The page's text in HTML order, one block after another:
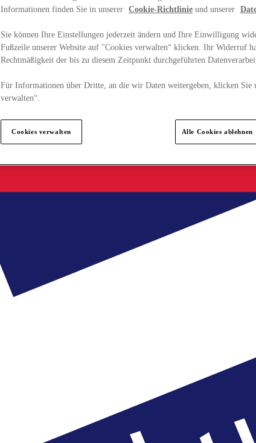
Informationen finden Sie in unserer Cookie-Richtlinie und unserer
Sie können Ihre Einstellungen jederzeit ändern und Ihre Einwilligung
Fußzeile unserer Website auf "Cookies verwalten“ klicken. Ihr Widerruf
Rechtmäßigkeit der bis zu diesem Zeitpunkt durchgeführten
Für Informationen über Dritte, an die wir Daten weitergeben, klicken Sie
verwalten“.
Cookies verwalten Alle Cookies ablehnen